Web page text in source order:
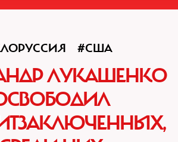
#США
ЛУКАШЕНКО